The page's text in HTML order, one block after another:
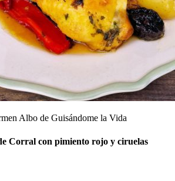
Albo de Guisándome la Vida
Corral con pimiento rojo y ciruelas